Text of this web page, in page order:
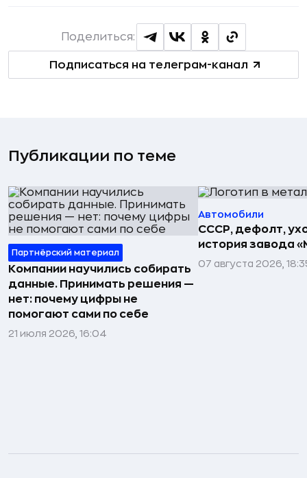
Подписаться на телеграм-канал
Поделиться:
Публикации по теме
Партнёрский материал
Компании научились собирать
данные. Принимать решения —
нет: почему цифры не
помогают сами по себе
21 июля 2026, 16:04
Автомобили
СССР, дефолт,
история завода
07 августа 2026,